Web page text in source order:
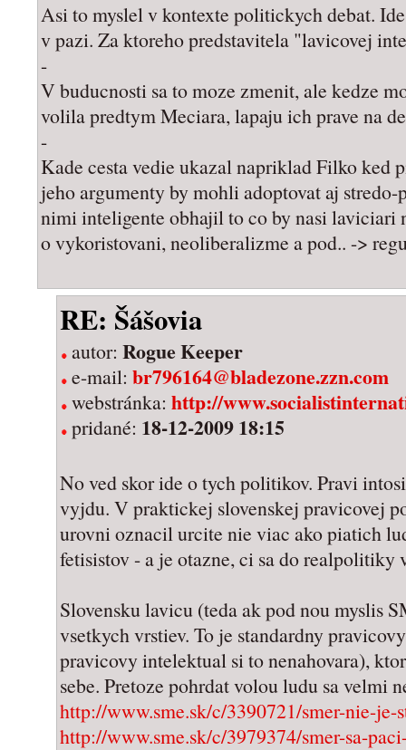
Asi to myslel v kontexte politickych debat.
v pazi. Za ktoreho predstavitela "lavicovej
-
V buducnosti sa to moze zmenit, ale kedze
volila predtym Meciara, lapaju ich prave na
-
Kade cesta vedie ukazal napriklad Filko ked
jeho argumenty by mohli adoptovat aj stredo-
nimi inteligente obhajil to co by nasi laviciari
o vykoristovani, neoliberalizme a pod.. ->
RE: Šášovia
autor: Rogue Keeper
e-mail: br796164@bladezone.zzn.com
webstránka: http://
pridané: 18-12-2009 18:15
No ved skor ide o tych politikov. Pravi
vyjdu. V praktickej slovenskej pravicovej
urovni oznacil urcite nie viac ako piatich
fetisistov - a je otazne, ci sa do realpolitiky
Slovensku lavicu (teda ak pod nou myslis
vsetkych vrstiev. To je standardny
pravicovy intelektual si to nenahovara),
sebe. Pretoze pohrdat volou ludu sa velmi
http://www.sme.sk/c/3390721/smer-nie-je-
http://www.sme.sk/c/3979374/smer-sa-